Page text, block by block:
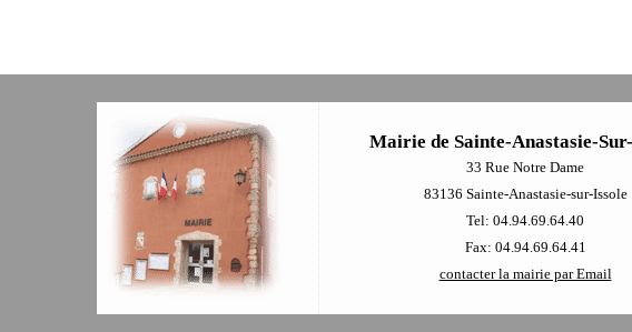
Mairie de Sainte-Anastasie-
33 Rue Notre Dame
83136 Sainte-Anastasie-sur-Issole
Tel: 04.94.69.64.40
Fax: 04.94.69.64.41
contacter la mairie par Email